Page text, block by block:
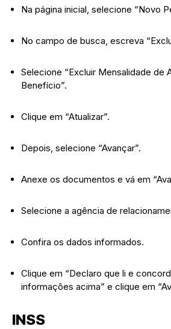
Na página inicial, selecione “Novo
No campo de busca, escreva
Selecione “Excluir Mensalidade de
Benefício”.
Clique em “Atualizar”.
Depois, selecione “Avançar”.
Anexe os documentos e vá em
Selecione a agência de
Confira os dados informados.
Clique em “Declaro que li e
informações acima” e clique em
INSS